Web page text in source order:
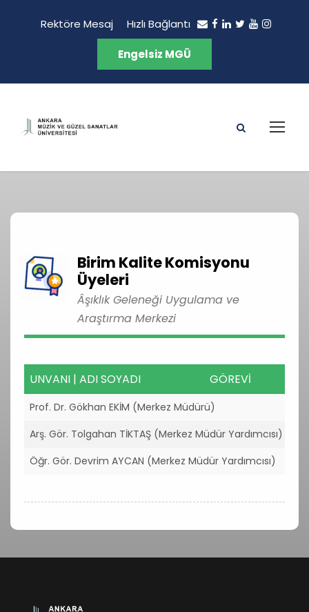
Rektöre Mesaj Hızlı Bağlantı
Engelsiz MGÜ
Birim Kalite Komisyonu
Üyeleri
Âşıklık Geleneği Uygulama ve
Araştırma Merkezi
UNVANI | ADI SOYADI
GÖREVİ
UNVANI | ADI SOYADI
Prof. Dr. Gökhan EKİM (Merkez Müdürü)
Arş. Gör. Tolgahan TİKTAŞ (Merkez Müdür Yardımcısı)
Öğr. Gör. Devrim AYCAN (Merkez Müdür Yardımcısı)